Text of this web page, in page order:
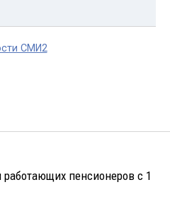
СМИ2
пенсионеров с 1